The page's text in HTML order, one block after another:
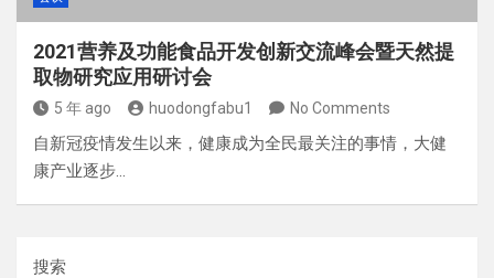
2021营养及功能食品开发创新交流峰会暨天然提
取物研究应用研讨会
5 年 ago huodongfabu1 No Comments
自新冠疫情发生以来，健康成为全民最关注的事情，大健
康产业逐步…
搜索